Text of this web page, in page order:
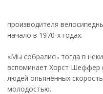
производителя
начало в 1970-х годах.
«Мы собрались тогда в
вспоминает Хорст Шеффер
людей опьянённых
молодостью.